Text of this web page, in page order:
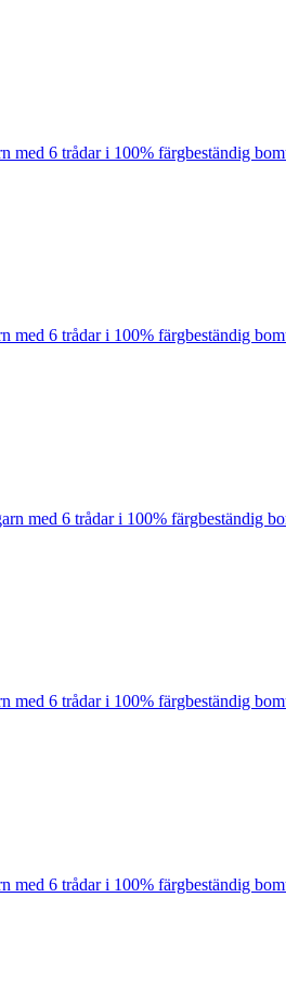
6 trådar i 100% färgbeständig
6 trådar i 100% färgbeständig
med 6 trådar i 100% färgbeständig
6 trådar i 100% färgbeständig
6 trådar i 100% färgbeständig